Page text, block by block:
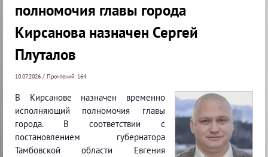
полномочия главы города
Кирсанова назначен Сергей
Плуталов
10.07.2026 / Прочтений: 164
В Кирсанове назначен временно
исполняющий полномочия главы
города. В соответствии с
постановлением губернатора
Тамбовской области Евгения